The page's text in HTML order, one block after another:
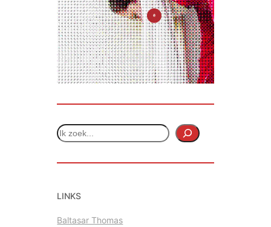
Z
o
n
LINKS
Baltasar Thomas